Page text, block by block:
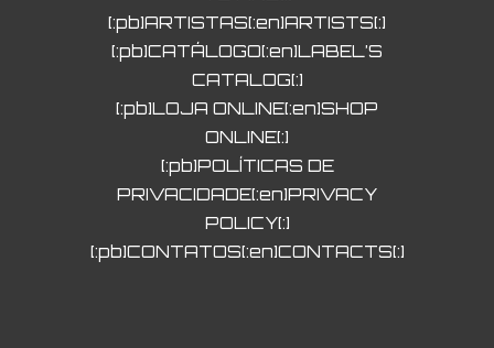
[:pb]ARTISTAS[:en]ARTISTS[:]
[:pb]CATÁLOGO[:en]LABEL’S
CATALOG[:]
[:pb]LOJA ONLINE[:en]SHOP
ONLINE[:]
[:pb]POLÍTICAS DE
PRIVACIDADE[:en]PRIVACY
POLICY[:]
[:pb]CONTATOS[:en]CONTACTS[:]